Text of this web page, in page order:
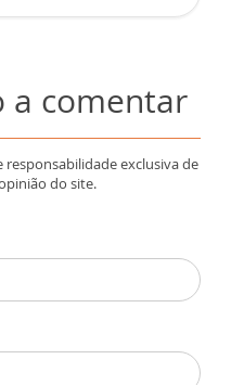
a comentar
responsabilidade exclusiva de
do site.